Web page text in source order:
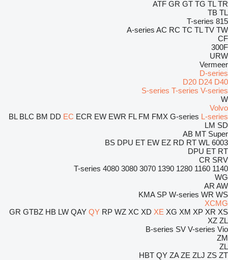
ATF GR GT TG TL TR
TB TL
815
T-series
A-series AC RC TC TL TV TW
CF
300F
URW
Vermeer
D-series
D20 D24 D40
S-series T-series V-series
W
Volvo
BL BLC BM DD EC ECR EW EWR FL FM FMX G-series L-series
LM SD
AB MT Super
6003
BS DPU ET EW EZ RD RT WL
DPU ET RT
CR SRV
1140
1160
1280
1390
3070
3080
4080
T-series
WG
AR AW
KMA SP W-series WR WS
XCMG
GR GTBZ HB LW QAY QY RP WZ XC XD XE XG XM XP XR XS
XZ ZL
B-series SV V-series Vio
ZM
ZL
HBT QY ZA ZE ZLJ ZS ZT